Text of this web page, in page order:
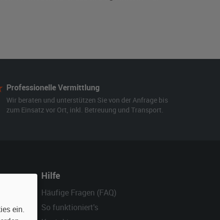
Professionelle Vermittlung
Wir beraten und unterstützen Sie von der Anfrage bis
zum Einsatz vor Ort, inkl. Betreuung und Transport.
Hilfe
Häufige Fragen (FAQ)
So funktioniert's
ein.